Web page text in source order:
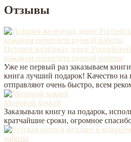
Отзывы
История железных дорог
кожаном переплете ручной работы
Уже не первый раз заказываем
книга лучший подарок! Качество на
отправляют очень быстро, всем
Мировой хоккей
Заказывали книгу на подарок,
кратчайшие сроки, огромное